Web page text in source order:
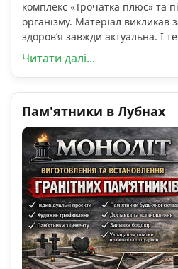
комплекс «Трочатка плюс» та
організму. Матеріал викликав
здоров’я завжди актуальна. І
Читати далі...
Пам'ятники в Лубнах